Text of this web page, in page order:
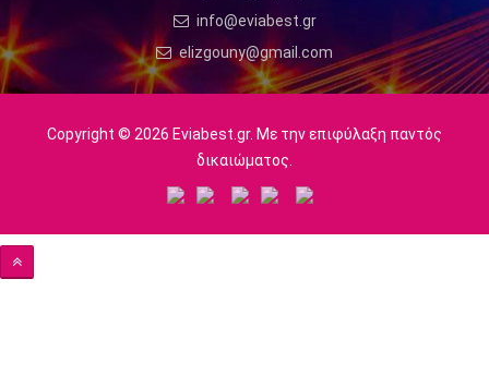
info@eviabest.gr
elizgouny@gmail.com
Copyright © 2026 Eviabest.gr. Με την επιφύλαξη παντός
δικαιώματος.